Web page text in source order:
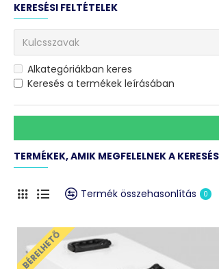
KERESÉSI FELTÉTELEK
Alkategóriákban keres
Keresés a termékek leírásában
TERMÉKEK, AMIK MEGFELELNEK A
Termék összehasonlítás 0
BÉRELHETŐ